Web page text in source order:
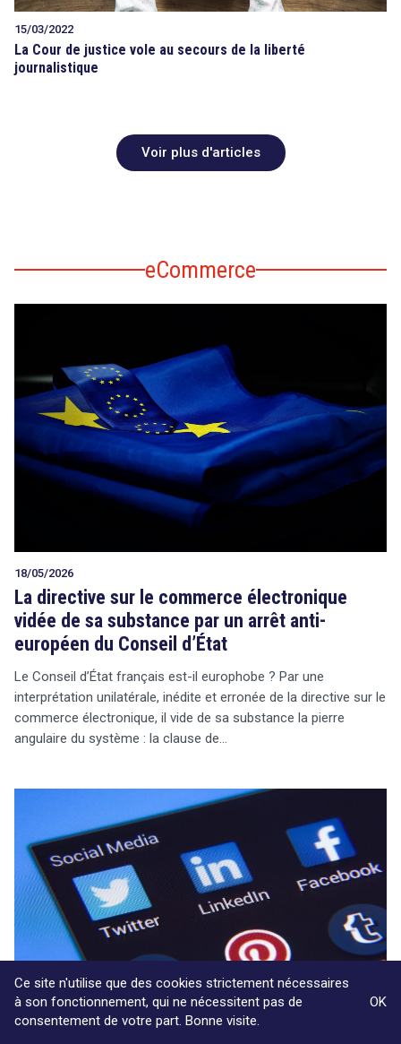
15/03/2022
La Cour de justice vole au secours de la liberté
journalistique
Voir plus d'articles
eCommerce
18/05/2026
La directive sur le commerce électronique
vidée de sa substance par un arrêt anti-
européen du Conseil d’État
Le Conseil d’État français est-il europhobe ? Par une
interprétation unilatérale, inédite et erronée de la directive sur le
commerce électronique, il vide de sa substance la pierre
angulaire du système : la clause de…
Ce site n'utilise que des cookies strictement nécessaires
à son fonctionnement, qui ne nécessitent pas de
consentement de votre part. Bonne visite.
OK